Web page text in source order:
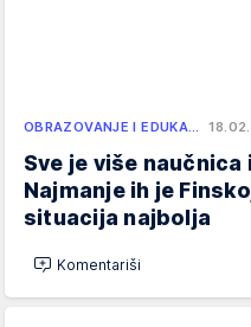
OBRAZOVANJE I EDUKA…
Sve je više
Najmanje ih je
situacija najbolja
Komentariši